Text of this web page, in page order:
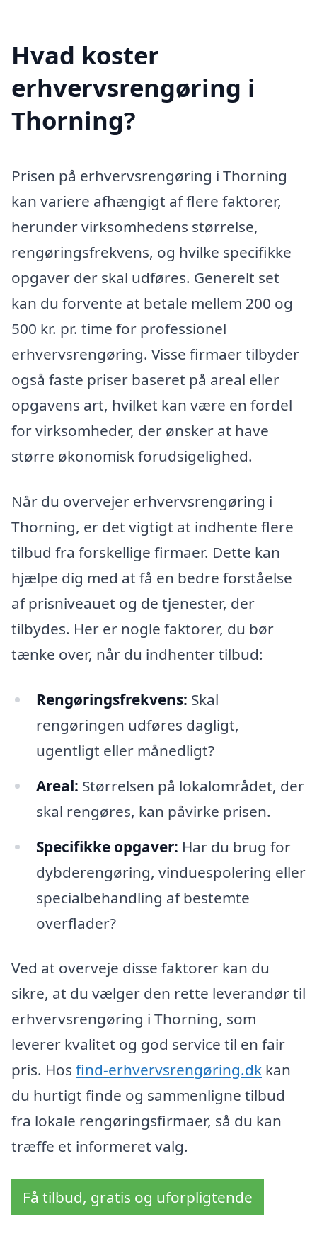
Hvad koster
erhvervsrengøring i
Thorning?
Prisen på erhvervsrengøring i Thorning
kan variere afhængigt af flere faktorer,
herunder virksomhedens størrelse,
rengøringsfrekvens, og hvilke specifikke
opgaver der skal udføres. Generelt set
kan du forvente at betale mellem 200 og
500 kr. pr. time for professionel
erhvervsrengøring. Visse firmaer tilbyder
også faste priser baseret på areal eller
opgavens art, hvilket kan være en fordel
for virksomheder, der ønsker at have
større økonomisk forudsigelighed.
Når du overvejer erhvervsrengøring i
Thorning, er det vigtigt at indhente flere
tilbud fra forskellige firmaer. Dette kan
hjælpe dig med at få en bedre forståelse
af prisniveauet og de tjenester, der
tilbydes. Her er nogle faktorer, du bør
tænke over, når du indhenter tilbud:
Rengøringsfrekvens: Skal
rengøringen udføres dagligt,
ugentligt eller månedligt?
Areal: Størrelsen på lokalområdet, der
skal rengøres, kan påvirke prisen.
Specifikke opgaver: Har du brug for
dybderengøring, vinduespolering eller
specialbehandling af bestemte
overflader?
Ved at overveje disse faktorer kan du
sikre, at du vælger den rette leverandør til
erhvervsrengøring i Thorning, som
leverer kvalitet og god service til en fair
pris. Hos find-erhvervsrengøring.dk kan
du hurtigt finde og sammenligne tilbud
fra lokale rengøringsfirmaer, så du kan
træffe et informeret valg.
Få tilbud, gratis og uforpligtende